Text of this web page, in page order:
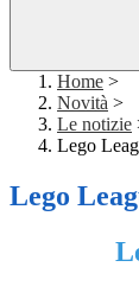
Home >
Novità >
Le notizie
Lego
Lego